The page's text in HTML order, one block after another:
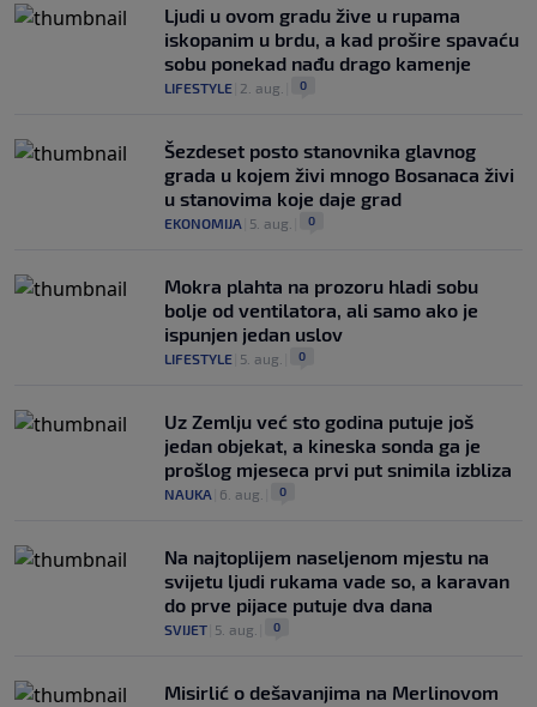
Ljudi u ovom gradu žive u rupama
iskopanim u brdu, a kad prošire spavaću
sobu ponekad nađu drago kamenje
LIFESTYLE 2. aug. 0
Šezdeset posto stanovnika glavnog
grada u kojem živi mnogo Bosanaca živi
u stanovima koje daje grad
EKONOMIJA 5. aug. 0
Mokra plahta na prozoru hladi sobu
bolje od ventilatora, ali samo ako je
ispunjen jedan uslov
LIFESTYLE 5. aug. 0
Uz Zemlju već sto godina putuje još
jedan objekat, a kineska sonda ga je
prošlog mjeseca prvi put snimila izbliza
NAUKA 6. aug. 0
Na najtoplijem naseljenom mjestu na
svijetu ljudi rukama vade so, a karavan
do prve pijace putuje dva dana
SVIJET 5. aug. 0
Misirlić o dešavanjima na Merlinovom